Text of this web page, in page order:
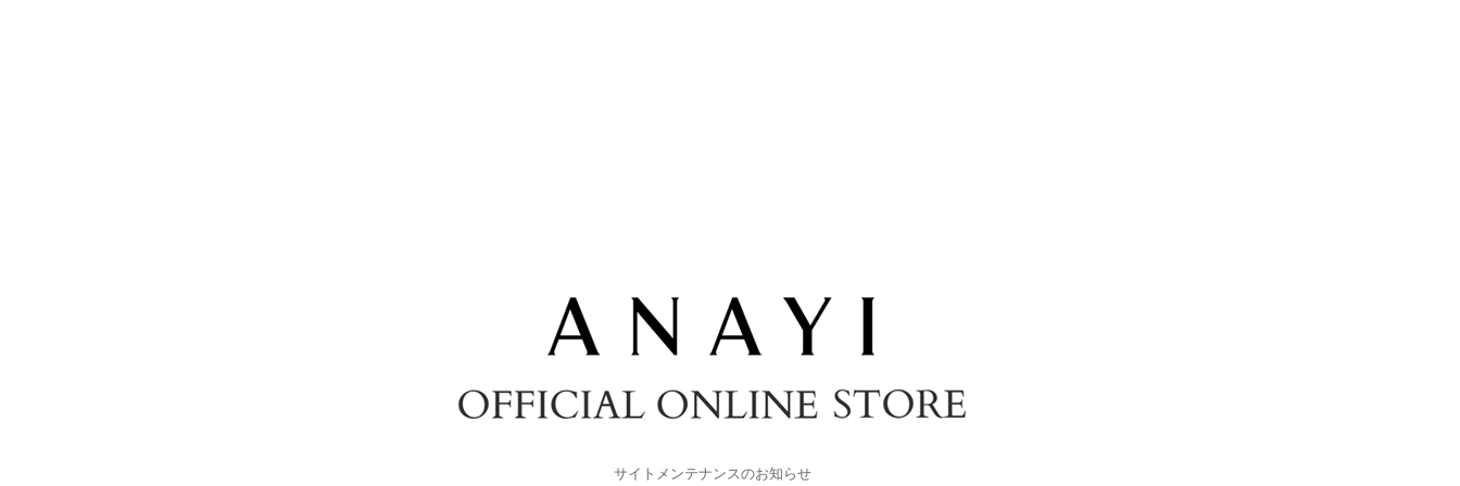
サイトメンテナンスのお知らせ